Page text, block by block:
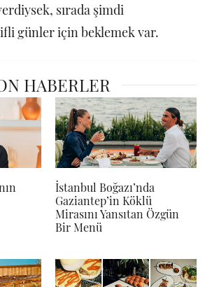
sırada şimdi
günler için beklemek var.
HABERLER
İstanbul Boğazı’nda
Gaziantep’in Köklü
Mirasını Yansıtan Özgün
Bir Menü